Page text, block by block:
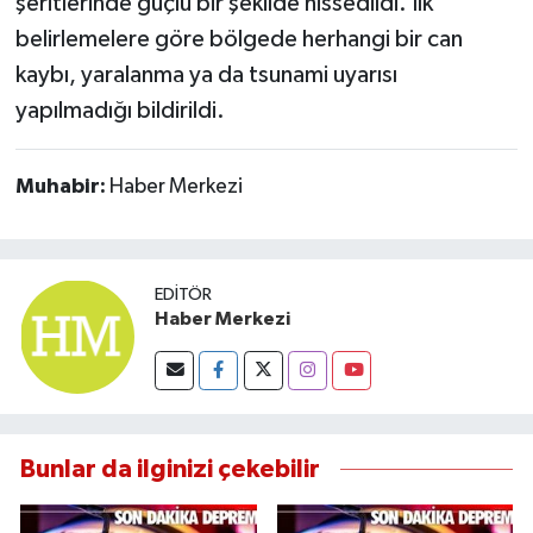
belirlemelere göre bölgede herhangi bir can
kaybı, yaralanma ya da tsunami uyarısı
yapılmadığı bildirildi.
Muhabir: Haber Merkezi
EDITÖR
Haber Merkezi
Bunlar da ilginizi çekebilir